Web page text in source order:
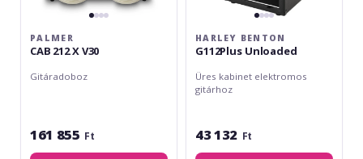
PALMER
CAB 212 X V30
Gitáradoboz
161 855 Ft
HARLEY BENTON
G112Plus Unloaded
Üres kabinet elektromos
gitárhoz
43 132 Ft